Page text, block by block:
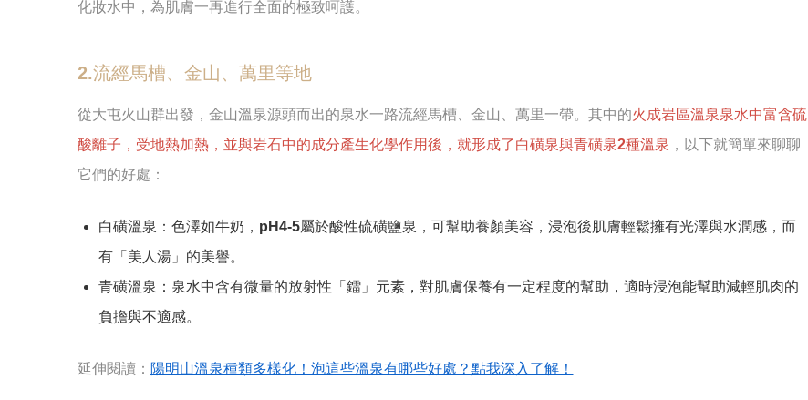
化妝水中，為肌膚一再進行全面的極致呵護。
2.流經馬槽、金山、萬里等地
從大屯火山群出發，金山溫泉源頭而出的泉水一路流經馬槽、金山、萬里一帶。其中的火成岩區溫泉泉水中富含硫
酸離子，受地熱加熱，並與岩石中的成分產生化學作用後，就形成了白磺泉與青磺泉2種溫泉 ，以下就簡單來聊聊
它們的好處：
白磺溫泉：色澤如牛奶，pH4-5屬於酸性硫磺鹽泉，可幫助養顏美容，浸泡後肌膚輕鬆擁有光澤與水潤感，而
有「美人湯」的美譽。
青磺溫泉：泉水中含有微量的放射性「鐳」元素，對肌膚保養有一定程度的幫助，適時浸泡能幫助減輕肌肉的
負擔與不適感。
延伸閱讀： 陽明山溫泉種類多樣化！泡這些溫泉有哪些好處？點我深入了解！